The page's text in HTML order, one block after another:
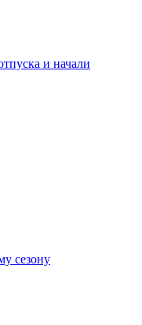
и начали
сезону